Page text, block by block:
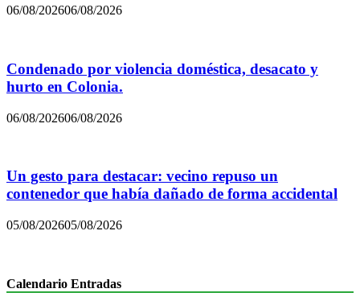
06/08/202606/08/2026
Condenado por violencia doméstica, desacato y
hurto en Colonia.
06/08/202606/08/2026
Un gesto para destacar: vecino repuso un
contenedor que había dañado de forma accidental
05/08/202605/08/2026
Calendario Entradas